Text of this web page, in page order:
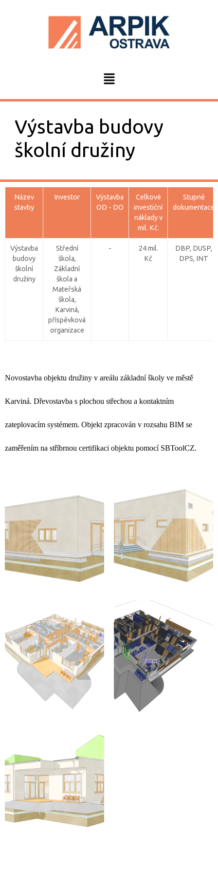
Výstavba budovy
školní družiny
Název
stavby
Investor
Výstavba
OD - DO
Celkové
investiční
náklady v
mil. Kč.
Stupně
dokumentace
Výstavba
budovy
školní
družiny
Střední
škola,
Základní
škola a
Mateřská
škola,
Karviná,
příspěvková
organizace
-
24 mil.
Kč
DBP, DUSP,
DPS, INT
Novostavba objektu družiny v areálu základní školy ve městě
Karviná. Dřevostavba s plochou střechou a kontaktním
zateplovacím systémem. Objekt zpracován v rozsahu BIM se
zaměřením na stříbrnou certifikaci objektu pomocí SBToolCZ.